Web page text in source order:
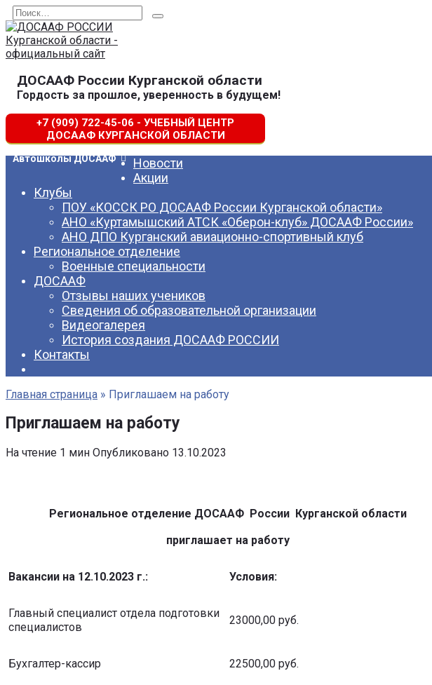
Перейти
к
содержанию
Search
for:
ДОСААФ России Курганской области
Гордость за прошлое, уверенность в будущем!
+7 (909) 722-45-06 - УЧЕБНЫЙ ЦЕНТР
ДОСААФ КУРГАНСКОЙ ОБЛАСТИ
Автошколы ДОСААФ
Новости
Акции
Клубы
ПОУ «КОССК РО ДОСААФ России Курганской области»
АНО «Куртамышский АТСК «Оберон-клуб» ДОСААФ России»
АНО ДПО Курганский авиационно-спортивный клуб
Региональное отделение
Военные специальности
ДОСААФ
Отзывы наших учеников
Сведения об образовательной организации
Видеогалерея
История создания ДОСААФ РОССИИ
Контакты
Главная страница » Приглашаем на работу
Приглашаем на работу
На чтение 1 мин Опубликовано 13.10.2023
Региональное отделение ДОСААФ России Курганской области
приглашает на работу
Вакансии на 12.10.2023 г.: Условия:
Главный специалист отдела подготовки
специалистов
23000,00 руб.
Бухгалтер-кассир 22500,00 руб.